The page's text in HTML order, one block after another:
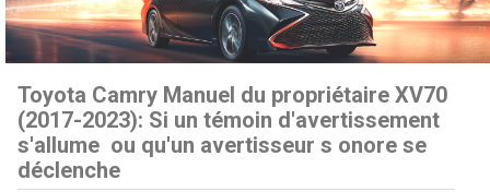
Toyota Camry Manuel du propriétaire XV70
(2017-2023): Si un témoin d'avertissement
s'allume ou qu'un avertisseur s onore se
déclenche